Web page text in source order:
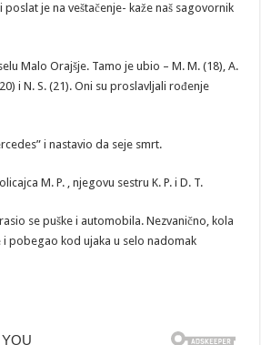
je na veštačenje- kaže naš sagovornik
Malo Orajšje. Tamo je ubio – M. M. (18), A.
i N. S. (21). Oni su proslavljali rođenje
i nastavio da seje smrt.
M. P. , njegovu sestru K. P. i D. T.
se puške i automobila. Nezvanično, kola
i pobegao kod ujaka u selo nadomak